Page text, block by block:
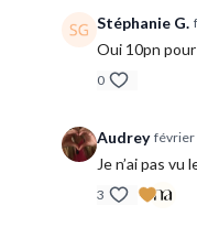
Stéphanie G.
Oui 10pn
0
Audrey février
Je n’ai pas
3